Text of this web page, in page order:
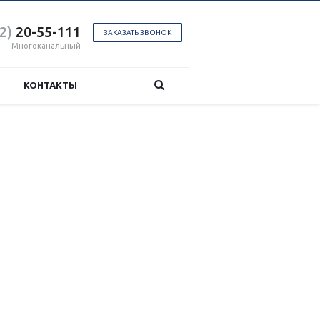
ЗАКАЗАТЬ ЗВОНОК
20-55-111
Многоканальный
КОНТАКТЫ